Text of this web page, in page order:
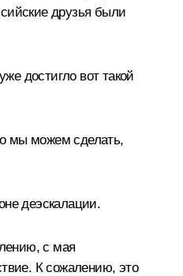
друзья были
достигло вот такой
мы можем сделать,
деэскалации.
с мая
К сожалению, это